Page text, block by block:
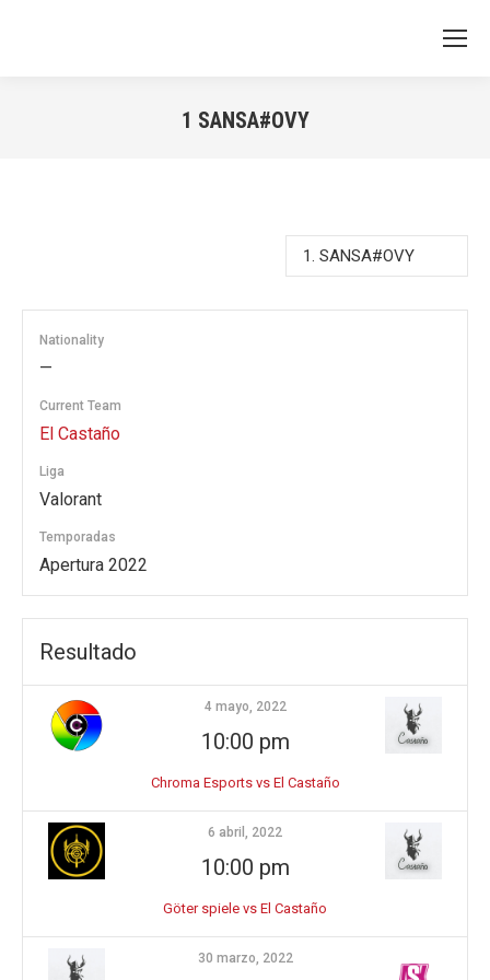
1 SANSA#OVY
Nationality
—
Current Team
El Castaño
Liga
Valorant
Temporadas
Apertura 2022
Resultado
4 mayo, 2022
10:00 pm
Chroma Esports vs El Castaño
6 abril, 2022
10:00 pm
Göter spiele vs El Castaño
30 marzo, 2022